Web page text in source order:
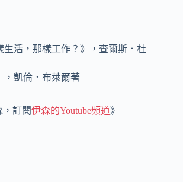
生活，那樣工作？》，查爾斯．杜
，凱倫．布萊爾著
訂閱伊森的Youtube頻道》